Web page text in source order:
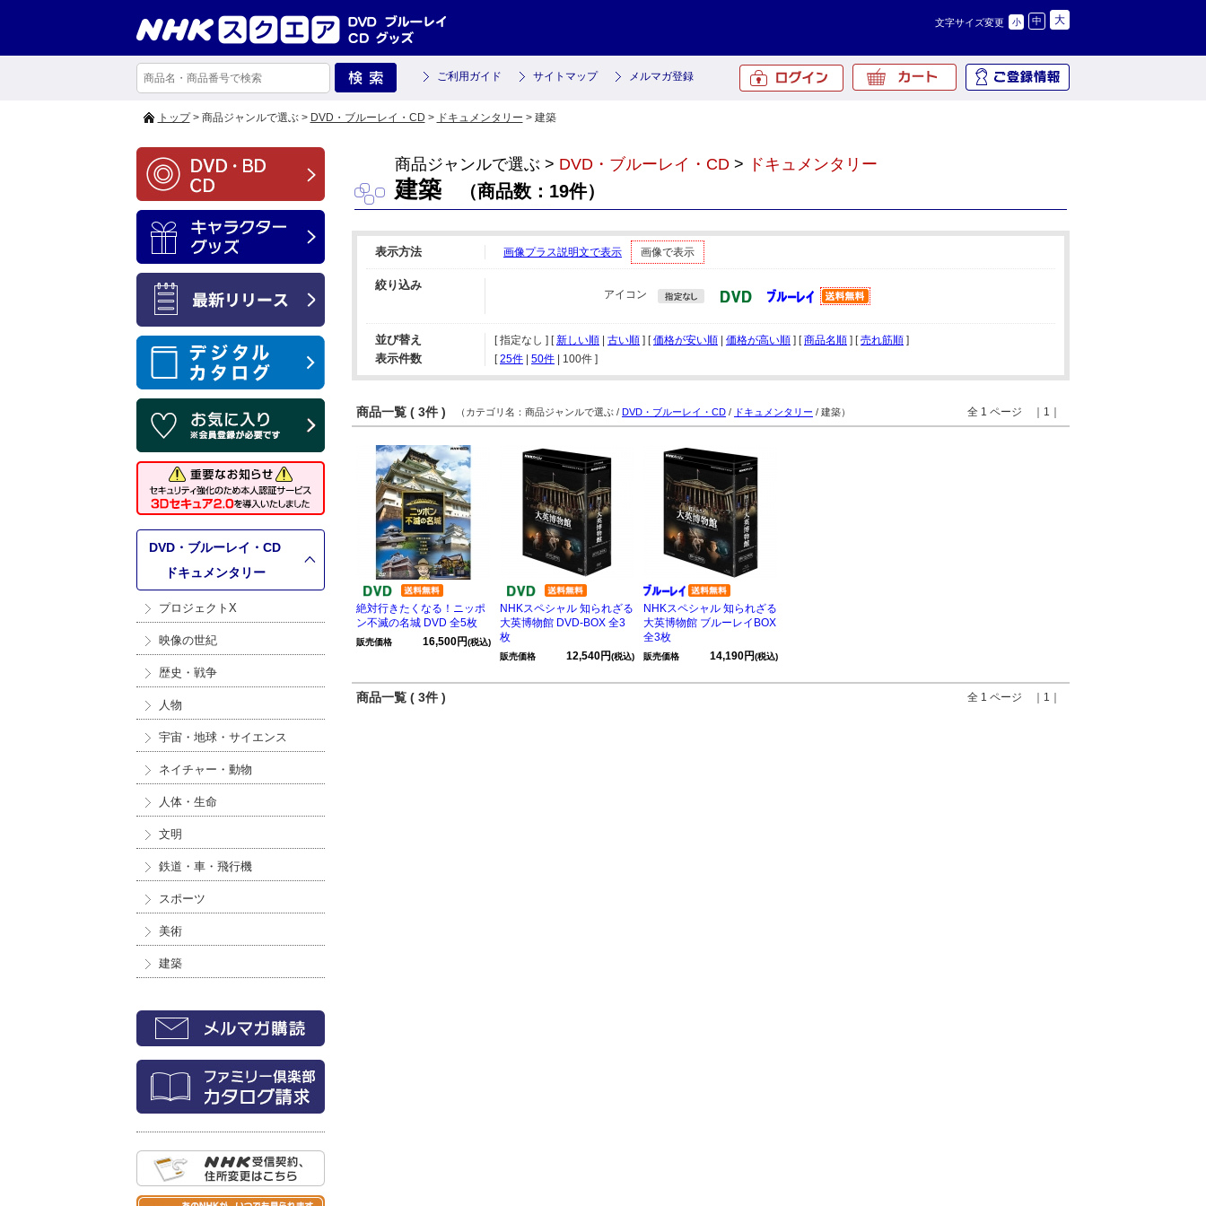
文字サイズ変更 小 中 大
ご利用ガイド サイトマップ メルマガ登録
トップ> 商品ジャンルで選ぶ > DVD・ブルーレイ・CD > ドキュメンタリー > 建築
DVD・ブルーレイ・CD
ドキュメンタリー
プロジェクトX
映像の世紀
歴史・戦争
人物
宇宙・地球・サイエンス
ネイチャー・動物
人体・生命
文明
鉄道・車・飛行機
スポーツ
美術
建築
商品ジャンルで選ぶ > DVD・ブルーレイ・CD > ドキュメンタリー
建築 （商品数：19件）
表示方法 画像プラス説明文で表示 画像で表示
絞り込み
アイコン
並び替え [ 指定なし ] [新しい順 古い順 ] [価格が安い順 価格が高い順 ] [商品名順 ] [売れ筋順 ]
表示件数 [ 25件 50件 100件 ]
商品一覧 ( 3件 ) 全 1 ページ ｜1｜
（カテゴリ名：商品ジャンルで選ぶ / DVD・ブルーレイ・CD / ドキュメンタリー / 建築）
絶対行きたくなる！ニッポ
ン不滅の名城 DVD 全5枚
販売価格 16,500円(税込)
NHKスペシャル 知られざる
大英博物館 DVD-BOX 全3
枚
販売価格 12,540円(税込)
NHKスペシャル 知られざる
大英博物館 ブルーレイBOX
全3枚
販売価格 14,190円(税込)
商品一覧 ( 3件 ) 全 1 ページ ｜1｜